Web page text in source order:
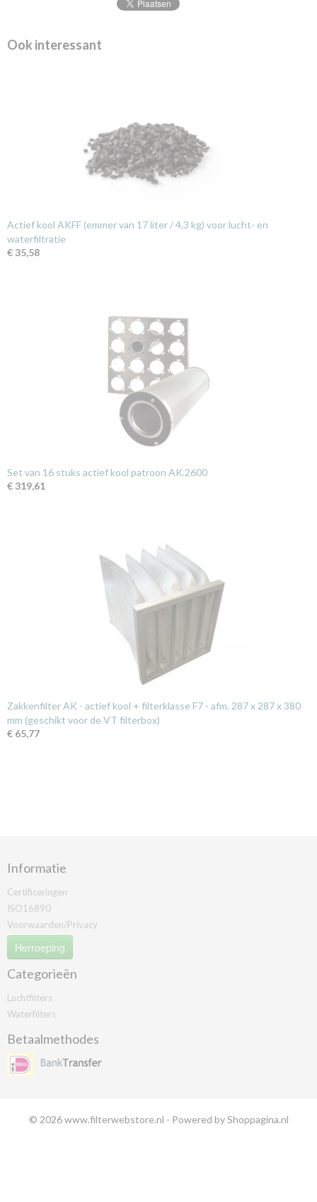
Ook interessant
Actief kool AKFF (emmer van 17 liter / 4,3 kg) voor lucht- en
waterfiltratie
€ 35,58
Set van 16 stuks actief kool patroon AK.2600
€ 319,61
Zakkenfilter AK - actief kool + filterklasse F7 - afm. 287 x 287 x 380
mm (geschikt voor de VT filterbox)
€ 65,77
Informatie
Certificeringen
ISO16890
Voorwaarden/Privacy
Herroeping
Categorieën
Luchtfilters
Waterfilters
Betaalmethodes
© 2026 www.filterwebstore.nl - Powered by Shoppagina.nl